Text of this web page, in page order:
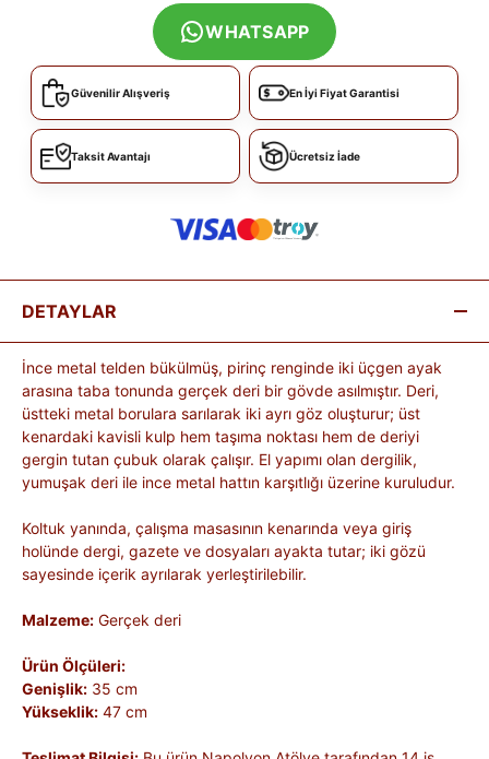
WHATSAPP
Güvenilir Alışveriş En İyi Fiyat Garantisi
Taksit Avantajı Ücretsiz İade
DETAYLAR
İnce metal telden bükülmüş, pirinç renginde iki üçgen ayak
arasına taba tonunda gerçek deri bir gövde asılmıştır. Deri,
üstteki metal borulara sarılarak iki ayrı göz oluşturur; üst
kenardaki kavisli kulp hem taşıma noktası hem de deriyi
gergin tutan çubuk olarak çalışır. El yapımı olan dergilik,
yumuşak deri ile ince metal hattın karşıtlığı üzerine kuruludur.
Koltuk yanında, çalışma masasının kenarında veya giriş
holünde dergi, gazete ve dosyaları ayakta tutar; iki gözü
sayesinde içerik ayrılarak yerleştirilebilir.
Malzeme: Gerçek deri
Ürün Ölçüleri:
Genişlik: 35 cm
Yükseklik: 47 cm